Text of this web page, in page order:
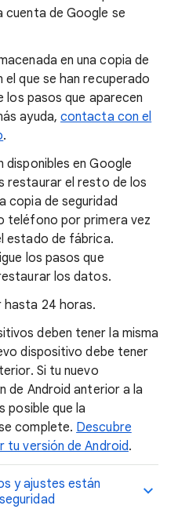
cuenta de Google se
en una copia de
que se han recuperado
los pasos que aparecen
ayuda, contacta con el
.
en Google
restaurar el resto de los
copia de seguridad
teléfono por primera vez
estado de fábrica.
los pasos que
los datos.
24 horas.
deben tener la misma
dispositivo debe tener
Si tu nuevo
de Android anterior a la
posible que la
complete. Descubre
tu versión de Android.
y ajustes están